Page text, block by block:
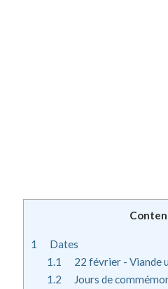
1
Dates
1.1
22 février - Viande
1.2
Jours de